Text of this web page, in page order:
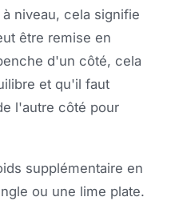
niveau, cela signifie
être remise en
d'un côté, cela
et qu'il faut
l'autre côté pour
supplémentaire en
ou une lime plate.